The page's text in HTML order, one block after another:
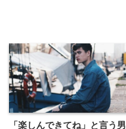
「楽しんできてね」と言う男